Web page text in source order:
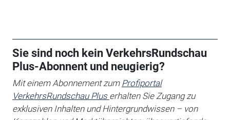
Sie sind noch kein VerkehrsRundschau
Plus-Abonnent und neugierig?
Mit einem Abonnement zum Profiportal
VerkehrsRundschau Plus erhalten Sie Zugang zu
exklusiven Inhalten und Hintergrundwissen – von